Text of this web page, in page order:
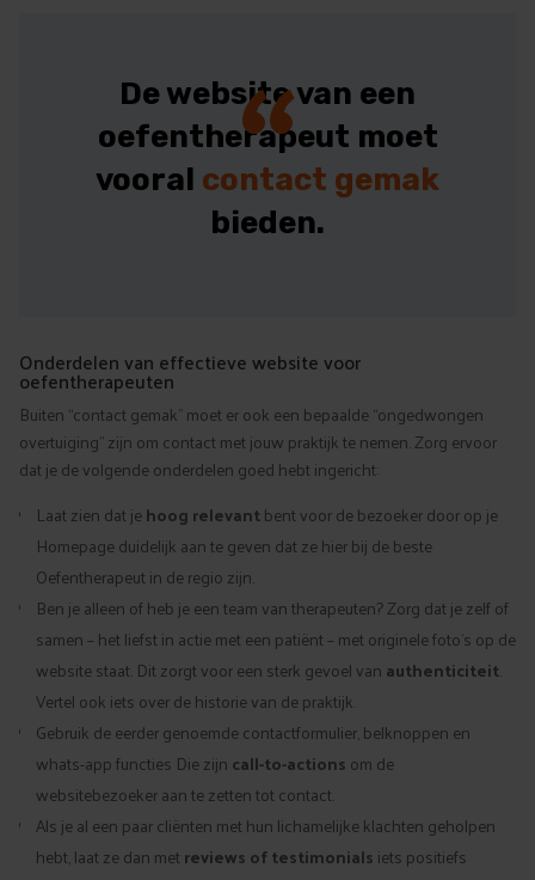
“
De website van een
oefentherapeut moet
vooral contact gemak
bieden.
Onderdelen van effectieve website voor
oefentherapeuten
Buiten “contact gemak” moet er ook een bepaalde “ongedwongen
overtuiging” zijn om contact met jouw praktijk te nemen. Zorg ervoor
dat je de volgende onderdelen goed hebt ingericht:
Laat zien dat jehoog relevantbent voor de bezoeker door op je
Homepage duidelijk aan te geven dat ze hier bij de beste
Oefentherapeut in de regio zijn.
Ben je alleen of heb je een team van therapeuten? Zorg dat je zelf of
samen – het liefst in actie met een patiënt – met originele foto’s op de
website staat. Dit zorgt voor een sterk gevoel van authenticiteit.
Vertel ook iets over de historie van de praktijk.
Gebruik de eerder genoemde contactformulier, belknoppen en
whats-app functies Die zijn call-to-actions om de
websitebezoeker aan te zetten tot contact.
Als je al een paar cliënten met hun lichamelijke klachten geholpen
hebt, laat ze dan met reviews of testimonials iets positiefs